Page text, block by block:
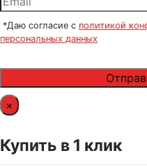
*Даю согласие с политикой
персональных данных
×
Купить в 1 клик